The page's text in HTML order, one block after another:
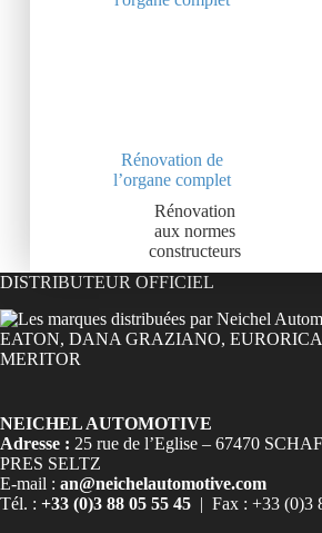
Rénovation de
l’organe complet
Rénovation
aux normes
constructeurs
DISTRIBUTEUR OFFICIEL
NEICHEL AUTOMOTIVE
Adresse : 25 rue de l’Eglise – 67470
PRES SELTZ
E-mail : an@neichelautomotive.com
Tél. : +33 (0)3 88 05 55 45 | Fax : +33 (0)3